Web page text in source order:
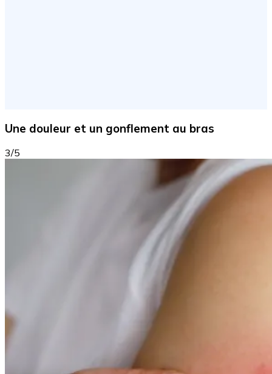
Une douleur et un gonflement au bras
3/5